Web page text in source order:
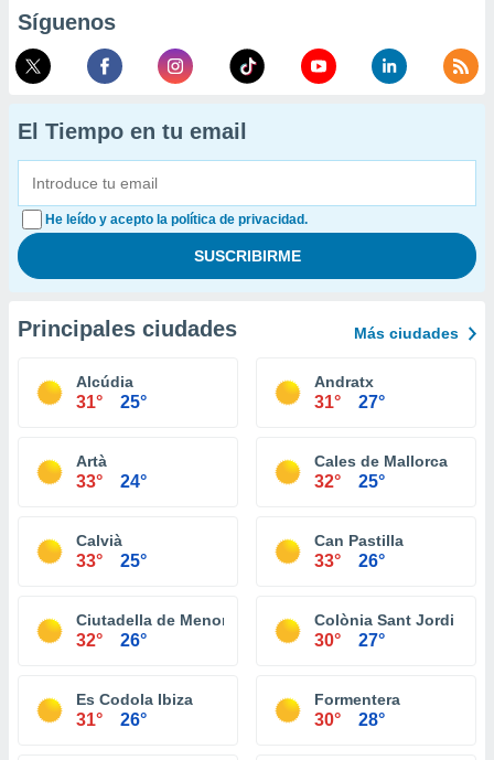
Síguenos
El Tiempo en tu email
He leído y acepto la política de privacidad.
Principales ciudades Más ciudades
Alcúdia
31° 25°
Andratx
31° 27°
Artà
33° 24°
Cales de Mallorca
32° 25°
Calvià
33° 25°
Can Pastilla
33° 26°
Ciutadella de Menorca
32° 26°
Colònia Sant Jordi
30° 27°
Es Codola Ibiza
31° 26°
Formentera
30° 28°